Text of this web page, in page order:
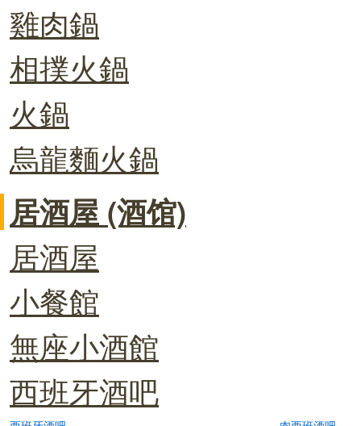
雞肉鍋
相撲火鍋
火鍋
烏龍麵火鍋
居酒屋 (酒馆)
居酒屋
小餐館
無座小酒館
西班牙酒吧